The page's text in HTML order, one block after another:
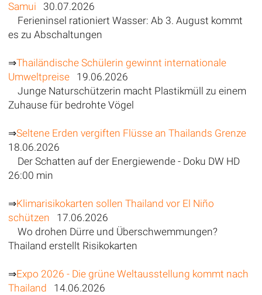
Samui 30.07.2026
Ferieninsel rationiert Wasser: Ab 3. August kommt
es zu Abschaltungen
⇒Thailändische Schülerin gewinnt internationale
Umweltpreise19.06.2026
Junge Naturschützerin macht Plastikmüll zu einem
Zuhause für bedrohte Vögel
⇒Seltene Erden vergiften Flüsse an Thailands Grenze
18.06.2026
Der Schatten auf der Energiewende - Doku DW HD
26:00 min
⇒Klimarisikokarten sollen Thailand vor El Niño
schützen 17.06.2026
Wo drohen Dürre und Überschwemmungen?
Thailand erstellt Risikokarten
⇒Expo 2026 - Die grüne Weltausstellung kommt nach
Thailand 14.06.2026